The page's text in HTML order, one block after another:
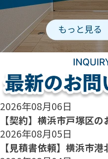
2026年08月06日
【契約】横浜市戸塚区
2026年08月05日
【見積書依頼】横浜市